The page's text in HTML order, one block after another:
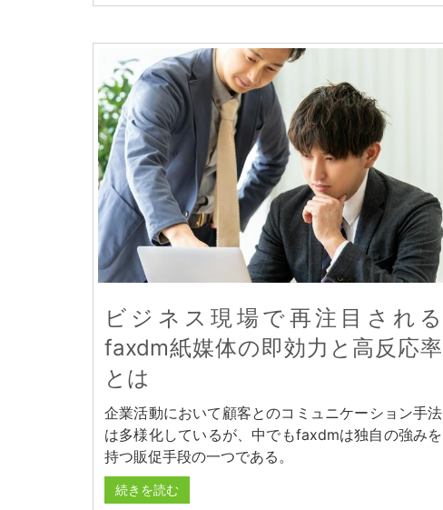
ビジネス現場で再注目される
faxdm紙媒体の即効力と高反応率
とは
企業活動において顧客とのコミュニケーション手法
は多様化しているが、中でもfaxdmは独自の強みを
持つ販促手段の一つである。
続きを読む